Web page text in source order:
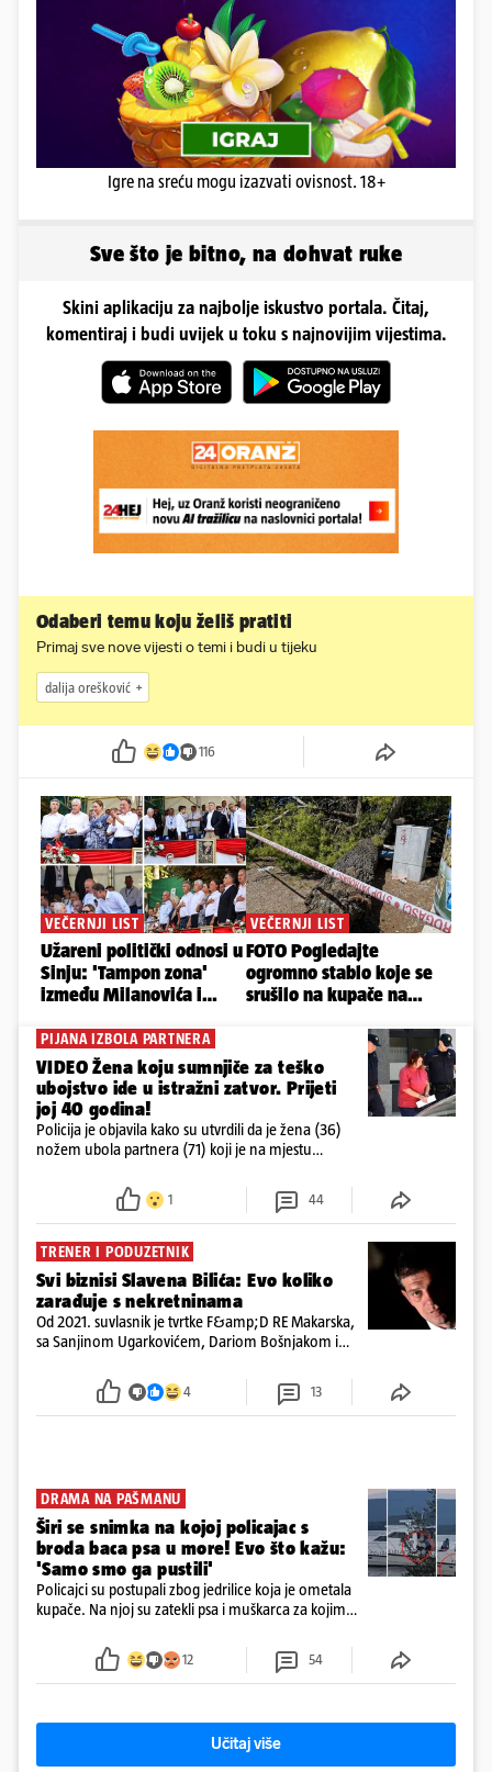
Igre na sreću mogu izazvati ovisnost. 18+
Sve što je bitno, na dohvat ruke
Skini aplikaciju za najbolje iskustvo portala. Čitaj,
komentiraj i budi uvijek u toku s najnovijim vijestima.
Odaberi temu koju želiš pratiti
Primaj sve nove vijesti o temi i budi u tijeku
dalija orešković
116
PIJANA IZBOLA PARTNERA
VIDEO Žena koju sumnjiče za teško
ubojstvo ide u istražni zatvor. Prijeti
joj 40 godina!
Policija je objavila kako su utvrdili da je žena (36)
nožem ubola partnera (71) koji je na mjestu
ispitali i poslali u istražni zatvor
1 44
TRENER I PODUZETNIK
Svi biznisi Slavena Bilića: Evo koliko
zarađuje s nekretninama
Od 2021. suvlasnik je tvrtke F&amp;D RE Makarska,
sa Sanjinom Ugarkovićem, Dariom Bošnjakom i
poslovanje nekretninama, a od osnutka nema
zaposlenih
4 13
DRAMA NA PAŠMANU
Širi se snimka na kojoj policajac s
broda baca psa u more! Evo što kažu:
'Samo smo ga pustili'
Policajci su postupali zbog jedrilice koja je ometala
kupače. Na njoj su zatekli psa i muškarca za kojim
ga uhitili, a psa je preuzeo komunalni redar
12 54
Učitaj više